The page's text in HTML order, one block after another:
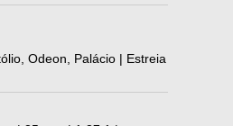
Odeon, Palácio | Estreia